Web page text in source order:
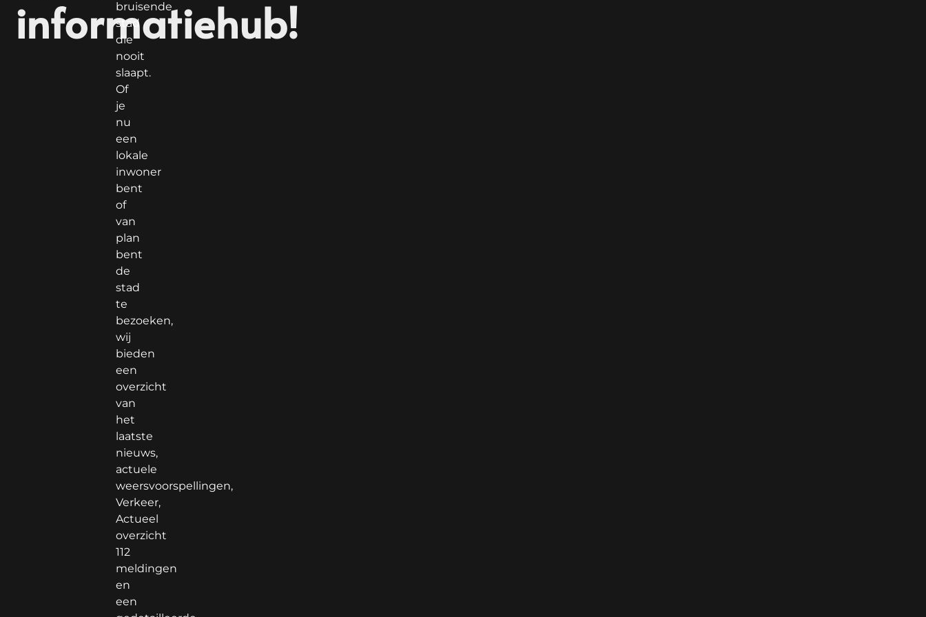
informatiehub!
bruisende
stad
die
nooit
slaapt.
Of
je
nu
een
lokale
inwoner
bent
of
van
plan
bent
de
stad
te
bezoeken,
wij
bieden
een
overzicht
van
het
laatste
nieuws,
actuele
weersvoorspellingen,
Verkeer,
Actueel
overzicht
112
meldingen
en
een